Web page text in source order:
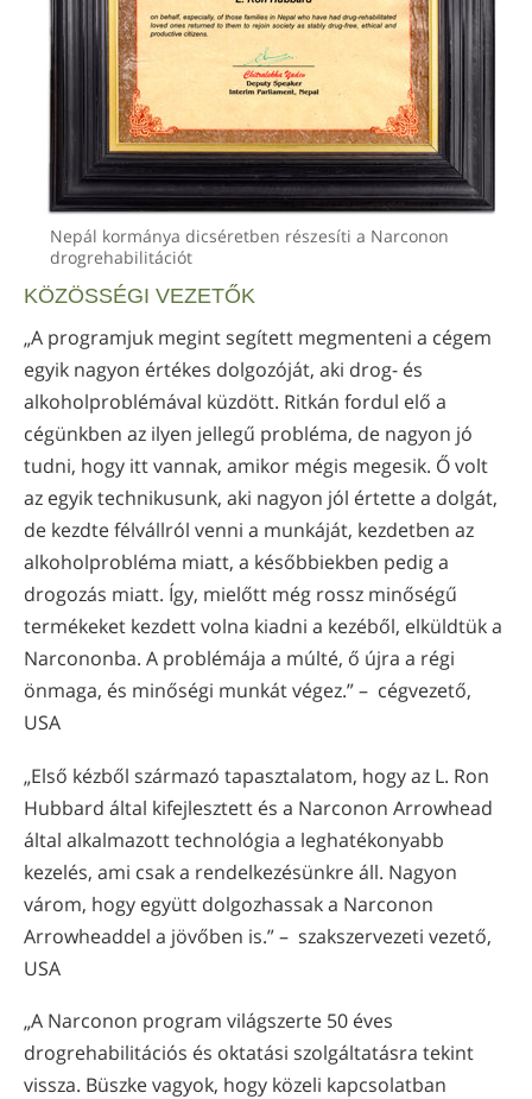
Nepál kormánya dicséretben részesíti a Narconon
drogrehabilitációt
KÖZÖSSÉGI VEZETŐK
„A programjuk megint segített megmenteni a cégem
egyik nagyon értékes dolgozóját, aki drog- és
alkoholproblémával küzdött. Ritkán fordul elő a
cégünkben az ilyen jellegű probléma, de nagyon jó
tudni, hogy itt vannak, amikor mégis megesik. Ő volt
az egyik technikusunk, aki nagyon jól értette a dolgát,
de kezdte félvállról venni a munkáját, kezdetben az
alkoholprobléma miatt, a későbbiekben pedig a
drogozás miatt. Így, mielőtt még rossz minőségű
termékeket kezdett volna kiadni a kezéből, elküldtük a
Narcononba. A problémája a múlté, ő újra a régi
önmaga, és minőségi munkát végez.” – cégvezető,
USA
„Első kézből származó tapasztalatom, hogy az L. Ron
Hubbard által kifejlesztett és a Narconon Arrowhead
által alkalmazott technológia a leghatékonyabb
kezelés, ami csak a rendelkezésünkre áll. Nagyon
várom, hogy együtt dolgozhassak a Narconon
Arrowheaddel a jövőben is.” – szakszervezeti vezető,
USA
„A Narconon program világszerte 50 éves
drogrehabilitációs és oktatási szolgáltatásra tekint
vissza. Büszke vagyok, hogy közeli kapcsolatban